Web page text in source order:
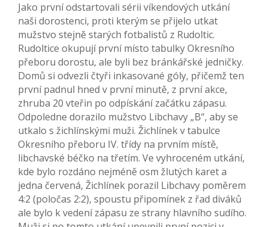
Jako první odstartovali sérii víkendových utkání
naši dorostenci, proti kterým se přijelo utkat
mužstvo stejně starých fotbalistů z Rudoltic.
Rudoltice okupují první místo tabulky Okresního
přeboru dorostu, ale byli bez bránkářské jedničky.
Domů si odvezli čtyři inkasované góly, přičemž ten
první padnul hned v první minutě, z první akce,
zhruba 20 vteřin po odpískání začátku zápasu.
Odpoledne dorazilo mužstvo Libchavy „B“, aby se
utkalo s žichlínskými muži. Žichlínek v tabulce
Okresního přeboru IV. třídy na prvním místě,
libchavské béčko na třetím. Ve vyhroceném utkání,
kde bylo rozdáno nejméně osm žlutých karet a
jedna červená, Žichlínek porazil Libchavy poměrem
4:2 (poločas 2:2), spoustu připomínek z řad diváků
ale bylo k vedení zápasu ze strany hlavního sudího.